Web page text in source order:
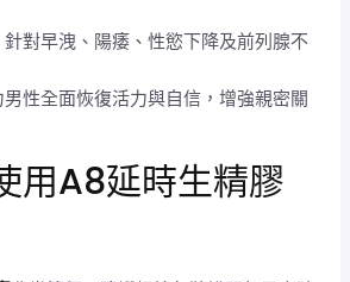
對早洩、陽痿、性慾下降及前列腺不
性全面恢復活力與自信，增強親密關
用A8延時生精膠